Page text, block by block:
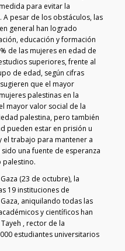
para evitar la
A pesar de los obstáculos, las
general han logrado
educación y formación
de las mujeres en edad de
superiores, frente al
de edad, según cifras
que el mayor
palestinas en la
mayor valor social de la
palestina, pero también
pueden estar en prisión u
el trabajo para mantener a
una fuente de esperanza
palestino.
(23 de octubre), la
19 instituciones de
aniquilando todas las
y científicos han
, rector de la
estudiantes universitarios